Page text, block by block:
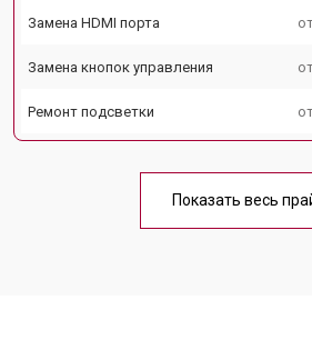
Замена HDMI порта
Замена кнопок управления
Ремонт подсветки
Показать весь